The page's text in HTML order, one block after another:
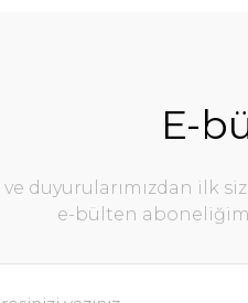
E-
ve duyurularımızdan ilk
e-bülten